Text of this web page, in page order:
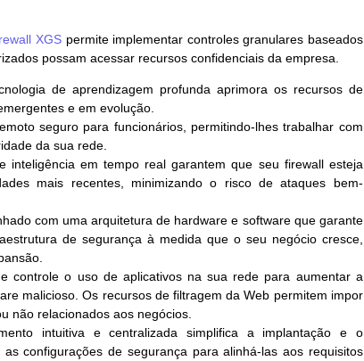
XGS permite implementar controles granulares baseados
possam acessar recursos confidenciais da empresa.
de aprendizagem profunda aprimora os recursos de
e em evolução.
seguro para funcionários, permitindo-lhes trabalhar com
da sua rede.
inteligência em tempo real garantem que seu firewall esteja
mais recentes, minimizando o risco de ataques bem-
com uma arquitetura de hardware e software que garante
de segurança à medida que o seu negócio cresce,
controle o uso de aplicativos na sua rede para aumentar a
malicioso. Os recursos de filtragem da Web permitem impor
não relacionados aos negócios.
intuitiva e centralizada simplifica a implantação e o
configurações de segurança para alinhá-las aos requisitos